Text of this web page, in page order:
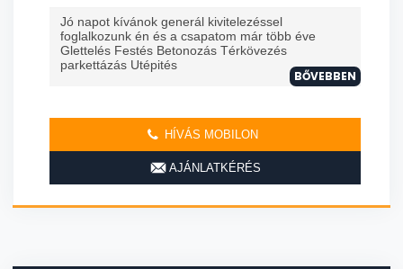
Jó napot kívánok generál kivitelezéssel
foglalkozunk én és a csapatom már több éve
Glettelés Festés Betonozás Térkövezés
parkettázás Utépités
BŐVEBBEN
HÍVÁS MOBILON
AJÁNLATKÉRÉS